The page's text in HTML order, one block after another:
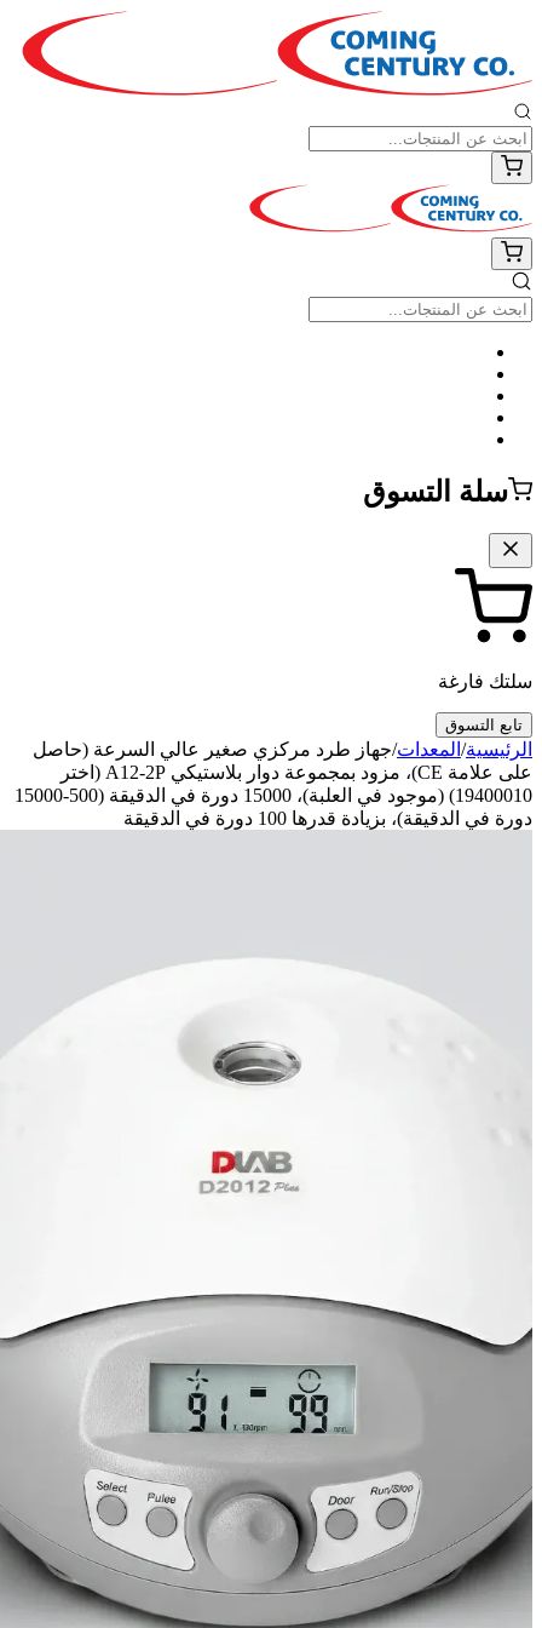
سلة التسوق
فارغة
التسوق
/المعدات/ جهاز طرد مركزي صغير عالي السرعة (حاصل
على علامة CE)، مزود بمجموعة دوار بلاستيكي A12-2P (اختر
19400010) (موجود في العلبة)، 15000 دورة في الدقيقة (500-15000
في الدقيقة)، بزيادة قدرها 100 دورة في الدقيقة